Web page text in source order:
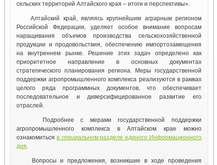
сельских территорий Алтайского края – итоги и перспективы».
Алтайский край, являясь крупнейшим аграрным регионом
Российской Федерации, уделяет особое внимание вопросам
наращивания объемов производства сельскохозяйственной
продукции и продовольствия, обеспечению импортозамещения
на внутреннем рынке. Решение этих задач определено как
приоритетное направление в основных документах
стратегического планирования региона. Меры государственной
поддержки агропромышленного комплекса реализуются в рамках
целого ряда программных документов, что обеспечивает
последовательное и диверсифицированное развитие его
отраслей.
Подробнее с мерами государственной поддержки
агропромышленного комплекса в Алтайском крае можно
ознакомиться в специальном разделе единого Информационного
дня.
Вопросы и предложения, возникшие в ходе проведения